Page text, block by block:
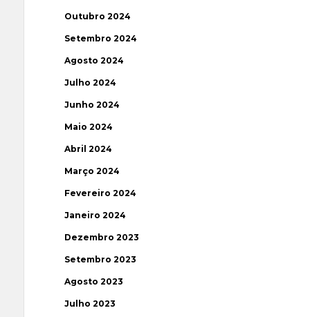
Outubro 2024
Setembro 2024
Agosto 2024
Julho 2024
Junho 2024
Maio 2024
Abril 2024
Março 2024
Fevereiro 2024
Janeiro 2024
Dezembro 2023
Setembro 2023
Agosto 2023
Julho 2023